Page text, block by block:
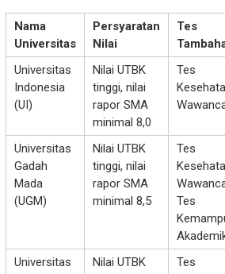
Nama
Universitas
Persyaratan
Nilai
Tes
Universitas
Indonesia
(UI)
Nilai UTBK
tinggi, nilai
rapor SMA
minimal 8,0
Tes
Universitas
Gadah
Mada
(UGM)
Nilai UTBK
tinggi, nilai
rapor SMA
minimal 8,5
Tes
Tes
Universitas
Nilai UTBK
Tes